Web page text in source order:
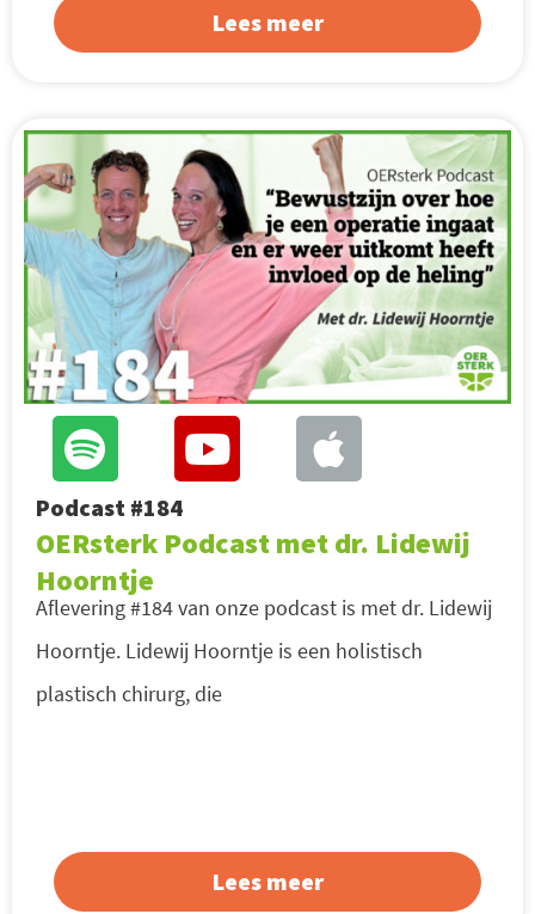
Lees meer
Podcast #184
OERsterk Podcast met dr. Lidewij
Hoorntje
Aflevering #184 van onze podcast is met dr. Lidewij
Hoorntje. Lidewij Hoorntje is een holistisch
plastisch chirurg, die
Lees meer